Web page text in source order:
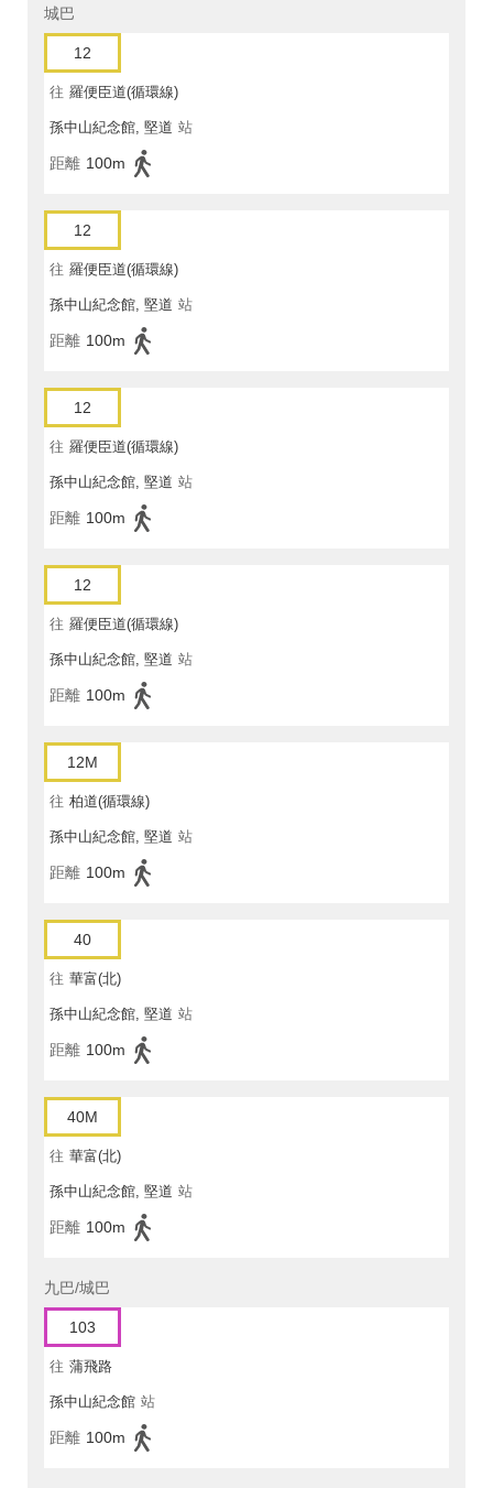
城巴
12
往 羅便臣道(循環線)
孫中山紀念館, 堅道 站
距離 100m
12
往 羅便臣道(循環線)
孫中山紀念館, 堅道 站
距離 100m
12
往 羅便臣道(循環線)
孫中山紀念館, 堅道 站
距離 100m
12
往 羅便臣道(循環線)
孫中山紀念館, 堅道 站
距離 100m
12M
往 柏道(循環線)
孫中山紀念館, 堅道 站
距離 100m
40
往 華富(北)
孫中山紀念館, 堅道 站
距離 100m
40M
往 華富(北)
孫中山紀念館, 堅道 站
距離 100m
九巴/城巴
103
往 蒲飛路
孫中山紀念館 站
距離 100m